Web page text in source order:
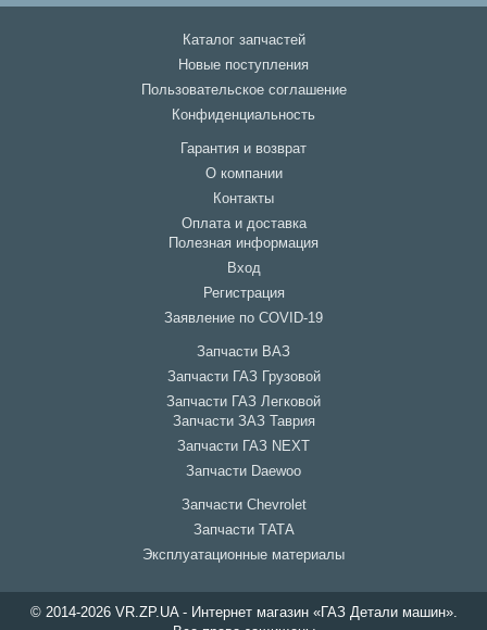
Каталог запчастей
Новые поступления
Пользовательское соглашение
Конфиденциальность
Гарантия и возврат
О компании
Контакты
Оплата и доставка
Полезная информация
Вход
Регистрация
Заявление по COVID-19
Запчасти ВАЗ
Запчасти ГАЗ Грузовой
Запчасти ГАЗ Легковой
Запчасти ЗАЗ Таврия
Запчасти ГАЗ NEXT
Запчасти Daewoo
Запчасти Chevrolet
Запчасти ТАТА
Эксплуатационные материалы
© 2014-2026 VR.ZP.UA - Интернет магазин «ГАЗ Детали машин».